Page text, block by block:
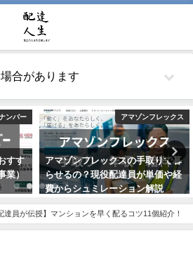
合があります
ンバー
すす
業）
アマゾンフレックス
アマゾンフレックスの手取りで暮
らせるの？現役配達員が単価や経
費からシュミレーション解説
達員が伝授】マンションを早く配るコツ11個紹介！